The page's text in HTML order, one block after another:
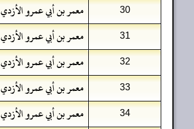
30 معمر بن أبي عمرو الأزدي
31 معمر بن أبي عمرو الأزدي
32 معمر بن أبي عمرو الأزدي
33 معمر بن أبي عمرو الأزدي
34 معمر بن أبي عمرو الأزدي